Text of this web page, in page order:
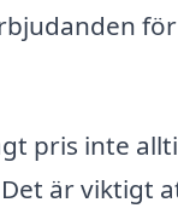
pris inte
är viktigt